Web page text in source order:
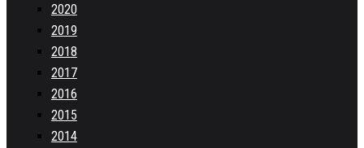
2020
2019
2018
2017
2016
2015
2014